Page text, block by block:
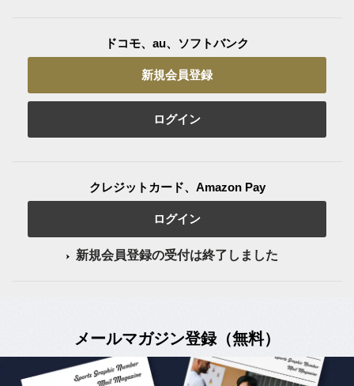
ドコモ、au、ソフトバンク
新規会員登録
ログイン
クレジットカード、Amazon Pay
ログイン
新規会員登録の受付は終了しました
メールマガジン登録（無料）